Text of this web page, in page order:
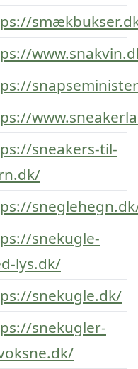
sneakers-til-
snekugle-
lys.dk/
snekugle.dk/
snekugler-